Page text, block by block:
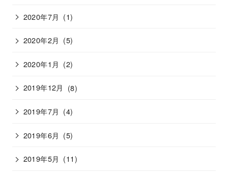
2020年7月 (1)
2020年2月 (5)
2020年1月 (2)
2019年12月 (8)
2019年7月 (4)
2019年6月 (5)
2019年5月 (11)